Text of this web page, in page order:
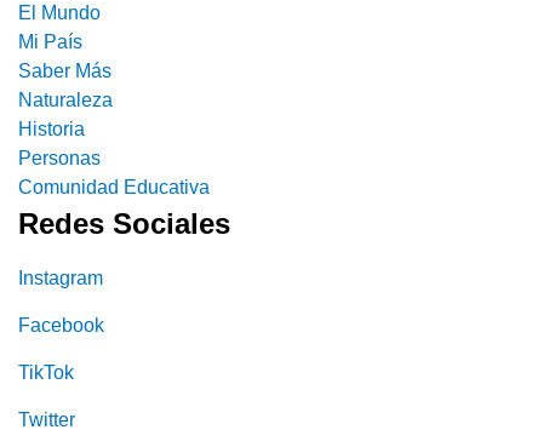
El Mundo
Mi País
Saber Más
Naturaleza
Historia
Personas
Comunidad Educativa
Redes Sociales
Instagram
Facebook
TikTok
Twitter